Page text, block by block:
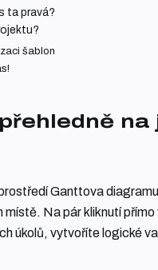
ta pravá?
šablon
na
Ganttova
místě. Na pár kliknutí
úkolů, vytvoříte logické